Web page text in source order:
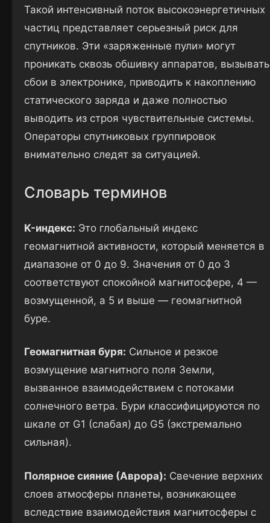
Такой интенсивный поток высокоэнергетичных
частиц представляет серьезный риск для
спутников. Эти «заряженные пули» могут
проникать сквозь обшивку аппаратов, вызывать
сбои в электронике, приводить к накоплению
статического заряда и даже полностью
выводить из строя чувствительные системы.
Операторы спутниковых группировок
внимательно следят за ситуацией.
Словарь терминов
K-индекс: Это глобальный индекс
геомагнитной активности, который меняется в
диапазоне от 0 до 9. Значения от 0 до 3
соответствуют спокойной магнитосфере, 4 —
возмущенной, а 5 и выше — геомагнитной
буре.
Геомагнитная буря: Сильное и резкое
возмущение магнитного поля Земли,
вызванное взаимодействием с потоками
солнечного ветра. Бури классифицируются по
шкале от G1 (слабая) до G5 (экстремально
сильная).
Полярное сияние (Аврора): Свечение верхних
слоев атмосферы планеты, возникающее
вследствие взаимодействия магнитосферы с